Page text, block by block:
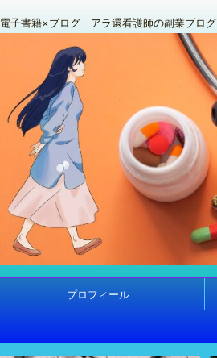
電子書籍×ブログ アラ還看護師の副業ブログ
プロフィール